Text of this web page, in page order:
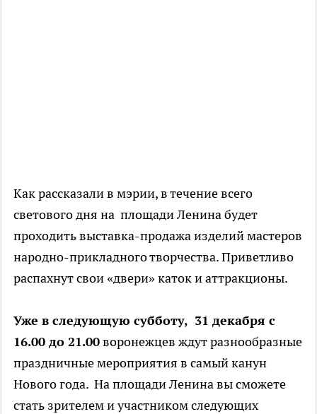
Как рассказали в мэрии, в течение всего
светового дня на площади Ленина будет
проходить выставка-продажа изделий мастеров
народно-прикладного творчества. Приветливо
распахнут свои «двери» каток и аттракционы.
Уже в следующую субботу, 31 декабря с
16.00 до 21.00воронежцев ждут разнообразные
праздничные мероприятия в самый канун
Нового года. На площади Ленина вы сможете
стать зрителем и участником следующих